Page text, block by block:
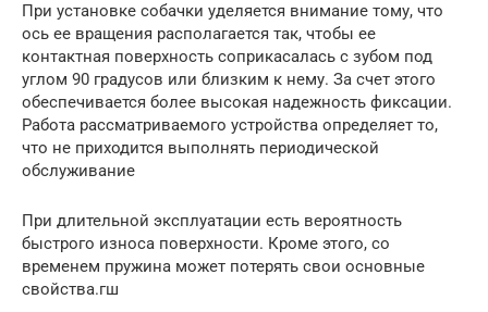
При установке собачки уделяется внимание тому, что
ось ее вращения располагается так, чтобы ее
контактная поверхность соприкасалась с зубом под
углом 90 градусов или близким к нему. За счет этого
обеспечивается более высокая надежность фиксации.
Работа рассматриваемого устройства определяет то,
что не приходится выполнять периодической
обслуживание
При длительной эксплуатации есть вероятность
быстрого износа поверхности. Кроме этого, со
временем пружина может потерять свои основные
свойства.гш